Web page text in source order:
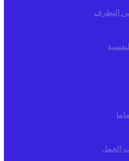
من التطرف
الحمل